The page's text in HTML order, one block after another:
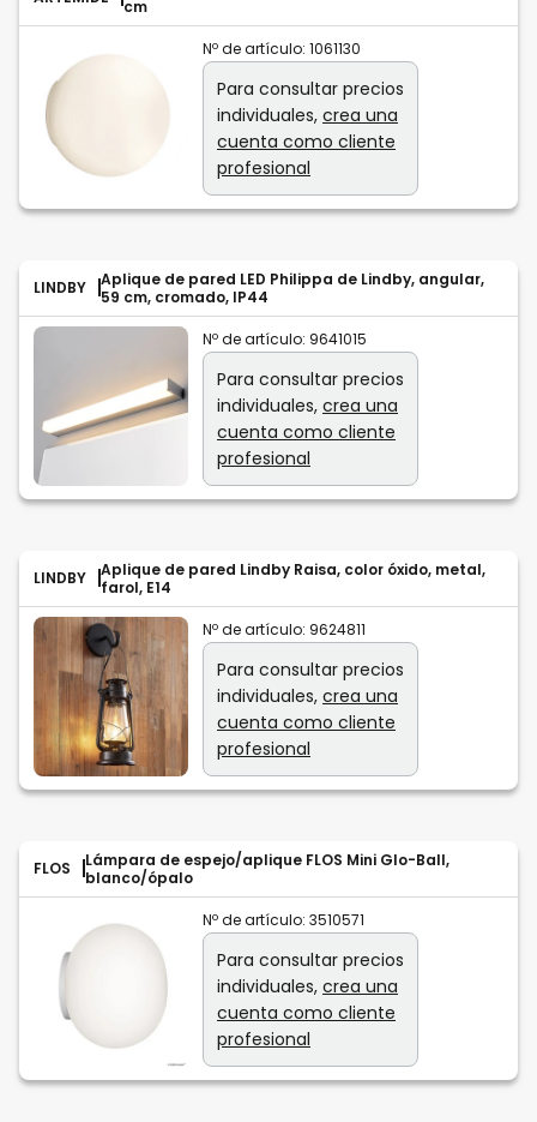
cm
Nº de artículo: 1061130
Para consultar precios
individuales, crea una
cuenta como cliente
profesional
LINDBY
Aplique de pared LED Philippa de Lindby, angular,
59 cm, cromado, IP44
Nº de artículo: 9641015
Para consultar precios
individuales, crea una
cuenta como cliente
profesional
LINDBY
Aplique de pared Lindby Raisa, color óxido, metal,
farol, E14
Nº de artículo: 9624811
Para consultar precios
individuales, crea una
cuenta como cliente
profesional
FLOS
Lámpara de espejo/aplique FLOS Mini Glo-Ball,
blanco/ópalo
Nº de artículo: 3510571
Para consultar precios
individuales, crea una
cuenta como cliente
profesional